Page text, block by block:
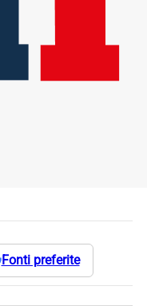
Fonti preferite